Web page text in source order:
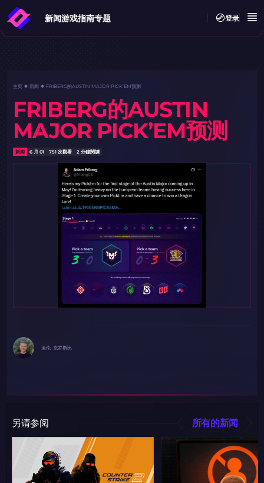
新闻游戏指南专题 登录
主页 新闻 FRIBERG的AUSTIN MAJOR PICK’EM预测
FRIBERG的AUSTIN
MAJOR PICK’EM预测
新闻 6 月 01 751 次觀看 2 分鐘閱讀
迪伦· 克罗斯比
另请参阅 所有的新闻